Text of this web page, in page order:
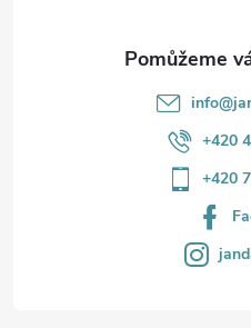
info@
+420
+420